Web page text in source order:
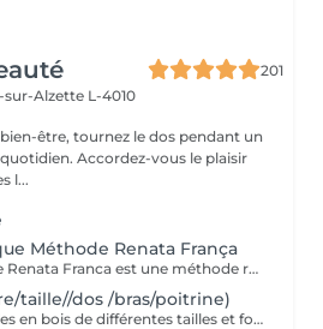
201
sur-Alzette L-4010
être, tournez le dos pendant un
vous le plaisir
l...
Méthode Renata França
Le drainage lymphatique Renata Franca est une méthode revisité du drainage lymphatique traditionnel qui permet d'obtenir des résultats plus rapides et visuels impressionnants. L'objectif du drainage manuel, c'est de stimuler le système lymphatique pour qu'il accélère son fonctionnement et élimine ce qui l'empêchait de fonctionner correctement. Pour ce faire, il va falloir stimuler les ganglions et les organes d'élimination. Plus il est pratiqué régulièrement, plus il sera efficace et permettra de soutenir le système lymphatique plutôt que de le relancer à chaque fois.
taille//dos /bras/poitrine)
Réalisé à l'aide d'ustensiles en bois de différentes tailles et formes spécialement conçus pour s'adapter aux lignes du corps. - Une alternative à la chirurgie - Accélère le métabolisme - Active le système lymphatique - Raffermit et tonifie la peau - Redessine le corps et les volumes - Post opératoire...